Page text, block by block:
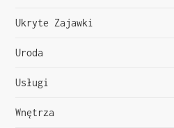
Ukryte Zajawki
Uroda
Usługi
Wnętrza